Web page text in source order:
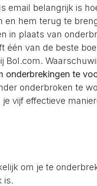
email belangrijk is
en hem terug te
in plaats van
één van de beste
Bol.com.
onderbrekingen te
onderbroken te
je vijf effectieve
om je te
is.